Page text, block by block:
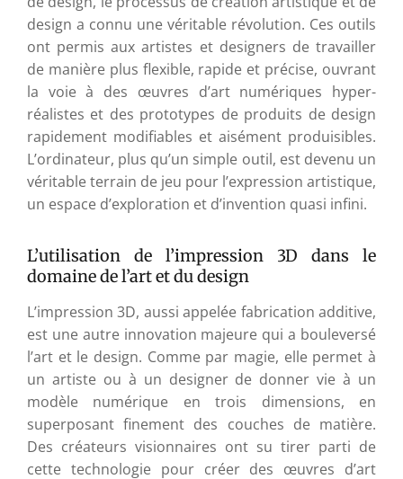
design a connu une véritable révolution. Ces outils
ont permis aux artistes et designers de travailler
de manière plus flexible, rapide et précise, ouvrant
la voie à des œuvres d’art numériques hyper-
réalistes et des prototypes de produits de design
rapidement modifiables et aisément produisibles.
L’ordinateur, plus qu’un simple outil, est devenu un
véritable terrain de jeu pour l’expression artistique,
un espace d’exploration et d’invention quasi infini.
L’utilisation de l’impression 3D dans le
domaine de l’art et du design
L’impression 3D, aussi appelée fabrication additive,
est une autre innovation majeure qui a bouleversé
l’art et le design. Comme par magie, elle permet à
un artiste ou à un designer de donner vie à un
modèle numérique en trois dimensions, en
superposant finement des couches de matière.
Des créateurs visionnaires ont su tirer parti de
cette technologie pour créer des œuvres d’art